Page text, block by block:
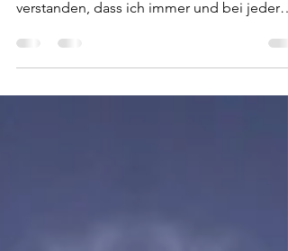
begann
by Charlie Chaplin Highland Heart Als ich
mich selbst zu lieben begann, habe ich
verstanden, dass ich immer und bei jeder